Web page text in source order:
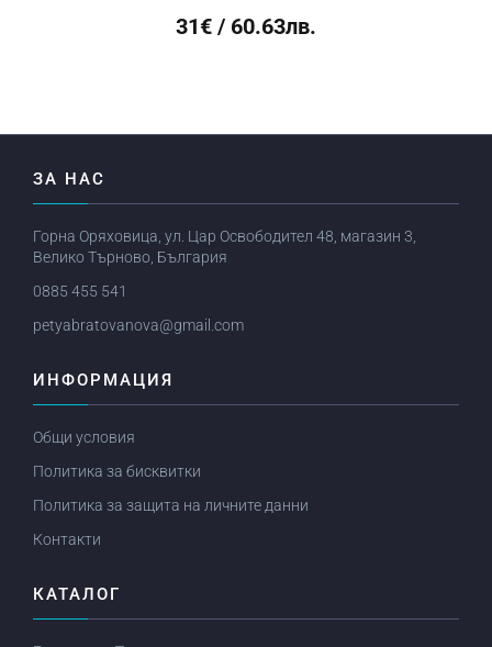
31€ / 60.63лв.
ЗА НАС
Горна Оряховица, ул. Цар Освободител 48, магазин 3,
Велико Търново, България
0885 455 541
petyabratovanova@gmail.com
ИНФОРМАЦИЯ
Общи условия
Политика за бисквитки
Политика за защита на личните данни
Контакти
КАТАЛОГ